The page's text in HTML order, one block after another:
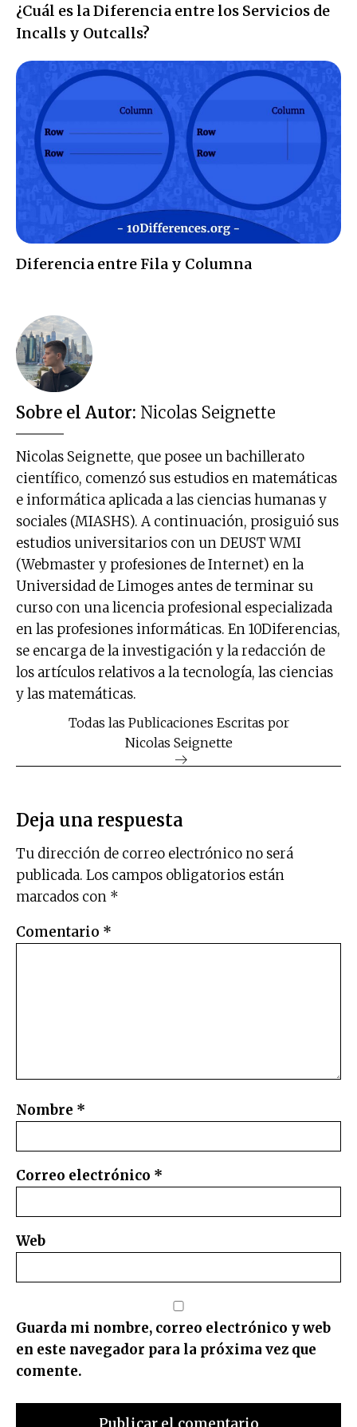
¿Cuál es la Diferencia entre los Servicios de
Incalls y Outcalls?
Diferencia entre Fila y Columna
Sobre el Autor: Nicolas Seignette
Nicolas Seignette, que posee un bachillerato
científico, comenzó sus estudios en matemáticas
e informática aplicada a las ciencias humanas y
sociales (MIASHS). A continuación, prosiguió sus
estudios universitarios con un DEUST WMI
(Webmaster y profesiones de Internet) en la
Universidad de Limoges antes de terminar su
curso con una licencia profesional especializada
en las profesiones informáticas. En 10Diferencias,
se encarga de la investigación y la redacción de
los artículos relativos a la tecnología, las ciencias
y las matemáticas.
Todas las Publicaciones Escritas por
Nicolas Seignette
Deja una respuesta
Tu dirección de correo electrónico no será
publicada. Los campos obligatorios están
marcados con *
Comentario *
Nombre *
Correo electrónico *
Web
Guarda mi nombre, correo electrónico y web
en este navegador para la próxima vez que
comente.